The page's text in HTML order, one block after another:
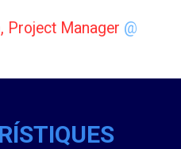
Project Manager @